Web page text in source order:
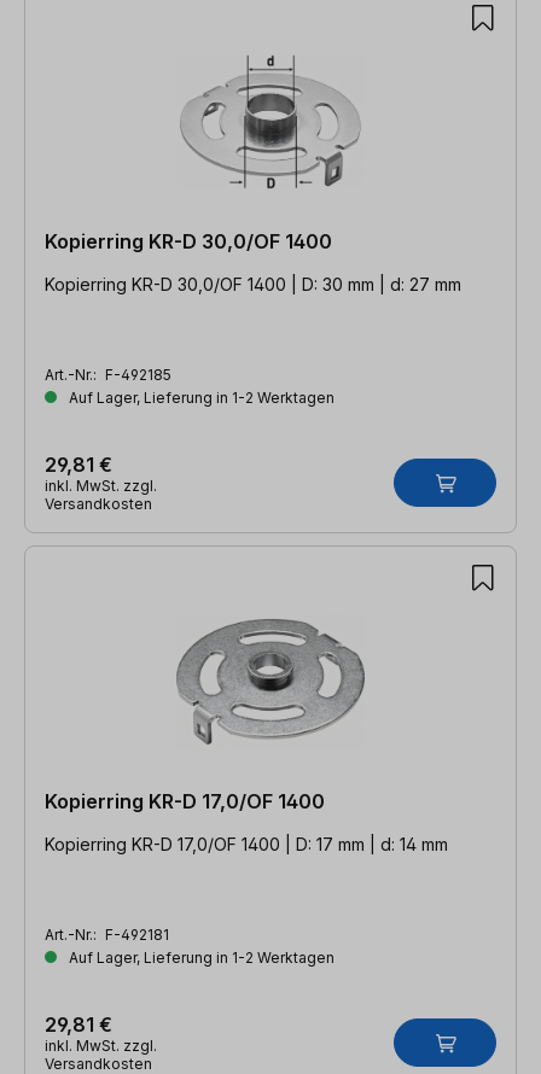
Kopierring KR-D 30,0/OF 1400
Kopierring KR-D 30,0/OF 1400 | D: 30 mm | d: 27 mm
Art.-Nr.: F-492185
Auf Lager, Lieferung in 1-2 Werktagen
29,81 €
inkl. MwSt. zzgl.
Versandkosten
Kopierring KR-D 17,0/OF 1400
Kopierring KR-D 17,0/OF 1400 | D: 17 mm | d: 14 mm
Art.-Nr.: F-492181
Auf Lager, Lieferung in 1-2 Werktagen
29,81 €
inkl. MwSt. zzgl.
Versandkosten